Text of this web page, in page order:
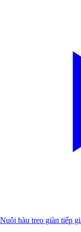
Nuôi hàu treo giàn tiếp